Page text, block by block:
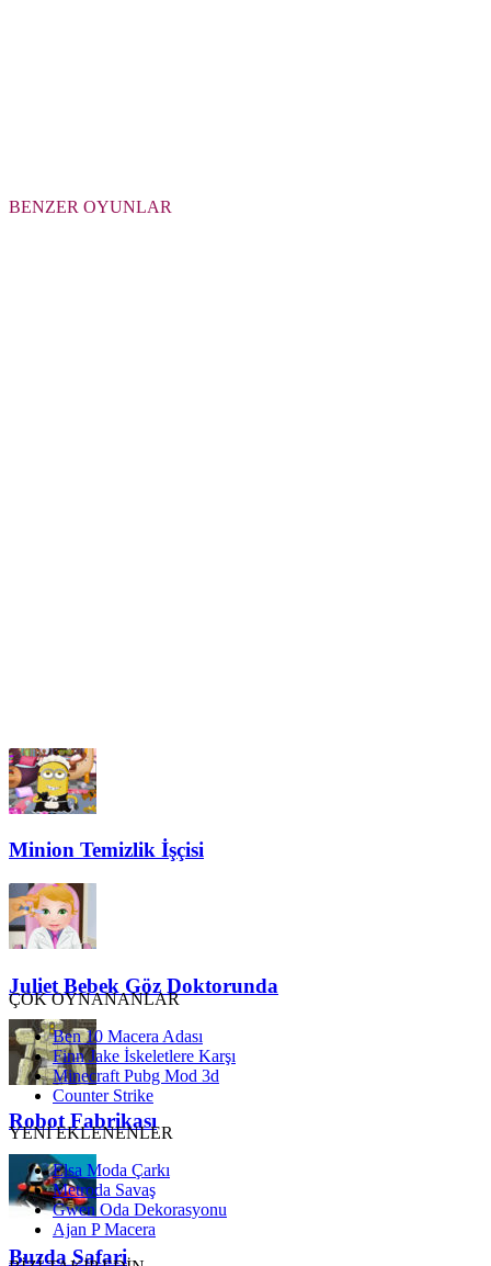
BENZER OYUNLAR
Minion Temizlik İşçisi
Juliet Bebek Göz Doktorunda
Robot Fabrikası
Buzda Safari
ÇOK OYNANANLAR
Ben 10 Macera Adası
Finn Jake İskeletlere Karşı
Minecraft Pubg Mod 3d
Counter Strike
YENİ EKLENENLER
Elsa Moda Çarkı
Metroda Savaş
Gwen Oda Dekorasyonu
Ajan P Macera